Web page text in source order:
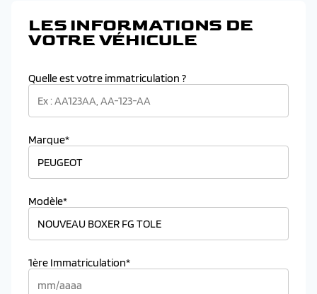
LES INFORMATIONS DE
VOTRE VÉHICULE
Quelle est votre immatriculation ?
Marque*
Modèle*
1ère Immatriculation*